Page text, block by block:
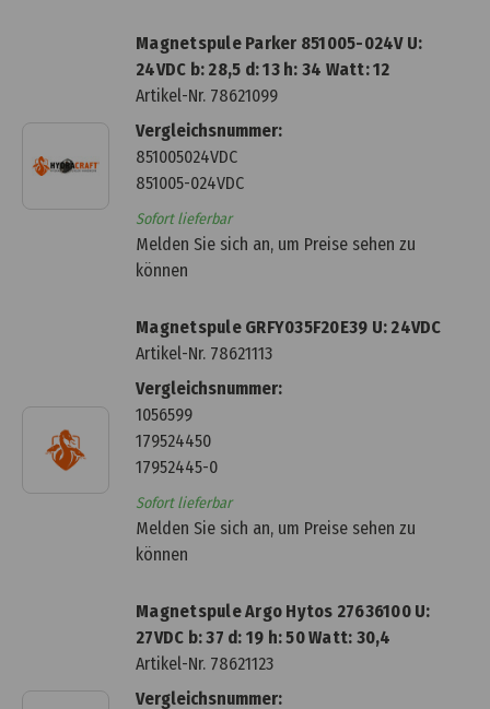
Magnetspule Parker 851005-024V U:
24VDC b: 28,5 d: 13 h: 34 Watt: 12
Artikel-Nr. 78621099
Vergleichsnummer:
851005024VDC
851005-024VDC
Sofort lieferbar
Melden Sie sich an, um Preise sehen zu
können
Magnetspule GRFY035F20E39 U: 24VDC
Artikel-Nr. 78621113
Vergleichsnummer:
1056599
179524450
17952445-0
Sofort lieferbar
Melden Sie sich an, um Preise sehen zu
können
Magnetspule Argo Hytos 27636100 U:
27VDC b: 37 d: 19 h: 50 Watt: 30,4
Artikel-Nr. 78621123
Vergleichsnummer: